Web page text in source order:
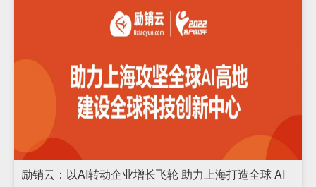
励销云：以AI转动企业增长飞轮 助力上海打造全球 AI